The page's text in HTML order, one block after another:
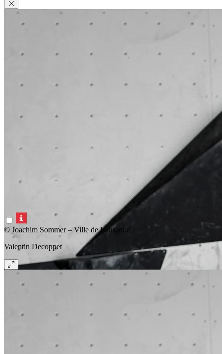
© Joachim Sommer – Ville de Lausanne
Valentin Decoppet